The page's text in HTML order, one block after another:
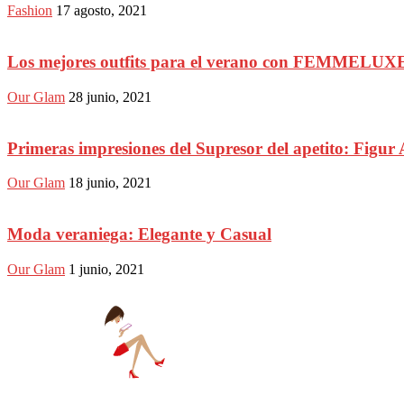
Fashion 17 agosto, 2021
Los mejores outfits para el verano con
Our Glam 28 junio, 2021
Primeras impresiones del Supresor del apetito: Figur
Our Glam 18 junio, 2021
Moda veraniega: Elegante y Casual
Our Glam 1 junio, 2021